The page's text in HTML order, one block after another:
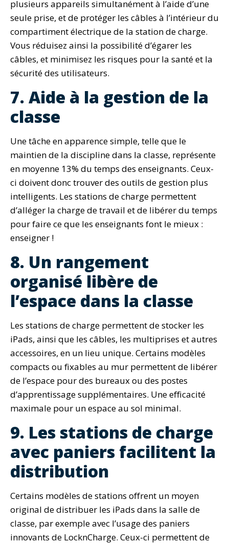
plusieurs appareils simultanément à l’aide d’une
seule prise, et de protéger les câbles à l’intérieur du
compartiment électrique de la station de charge.
Vous réduisez ainsi la possibilité d’égarer les
câbles, et minimisez les risques pour la santé et la
sécurité des utilisateurs.
7. Aide à la gestion de la
classe
Une tâche en apparence simple, telle que le
maintien de la discipline dans la classe, représente
en moyenne 13% du temps des enseignants. Ceux-
ci doivent donc trouver des outils de gestion plus
intelligents. Les stations de charge permettent
d’alléger la charge de travail et de libérer du temps
pour faire ce que les enseignants font le mieux :
enseigner !
8. Un rangement
organisé libère de
l’espace dans la classe
Les stations de charge permettent de stocker les
iPads, ainsi que les câbles, les multiprises et autres
accessoires, en un lieu unique. Certains modèles
compacts ou fixables au mur permettent de libérer
de l’espace pour des bureaux ou des postes
d’apprentissage supplémentaires. Une efficacité
maximale pour un espace au sol minimal.
9. Les stations de charge
avec paniers facilitent la
distribution
Certains modèles de stations offrent un moyen
original de distribuer les iPads dans la salle de
classe, par exemple avec l’usage des paniers
innovants de LocknCharge. Ceux-ci permettent de